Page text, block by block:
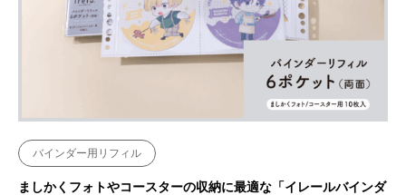
バインダー用リフィル
ましかくフォトやコースターの収納に最適な「イレールバインダ